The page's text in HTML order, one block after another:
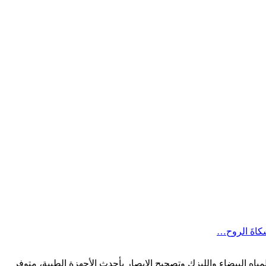
الروح…
والمياه البيضاء والليزك وتصحيح الإبصار بأحدث الأجهزة الطبية، متوفر